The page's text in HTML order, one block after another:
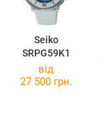
Seiko
SRPG59K1
від
27 500 грн.